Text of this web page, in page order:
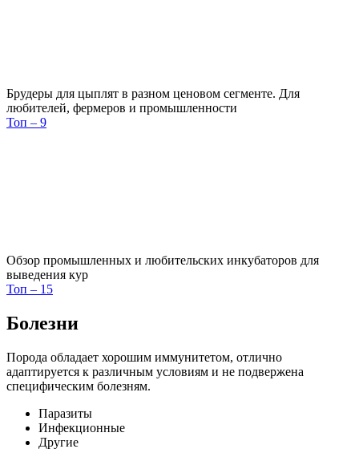
Брудеры для цыплят в разном ценовом сегменте. Для
любителей, фермеров и промышленности
Топ – 9
Обзор промышленных и любительских инкубаторов для
выведения кур
Топ – 15
Болезни
Порода обладает хорошим иммунитетом, отлично
адаптируется к различным условиям и не подвержена
специфическим болезням.
Паразиты
Инфекционные
Другие